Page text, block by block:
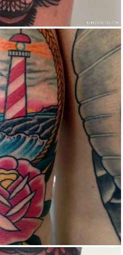
HOUSE TATTOO
Traditional